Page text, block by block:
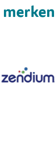
merken